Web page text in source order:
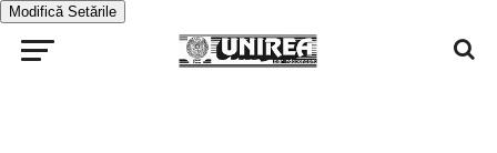
Modifică Setările